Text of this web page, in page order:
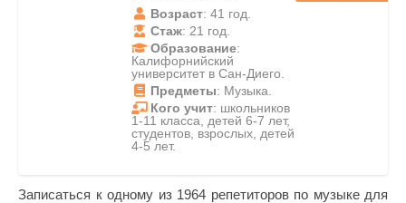
Возраст: 41 год.
Стаж: 21 год.
Образование:
Калифорнийский
университет в Сан-Диего.
Предметы: Музыка.
Кого учит: школьников
1-11 класса, детей 6-7 лет,
студентов, взрослых, детей
4-5 лет.
Записаться к одному из 1964 репетиторов по музыке для